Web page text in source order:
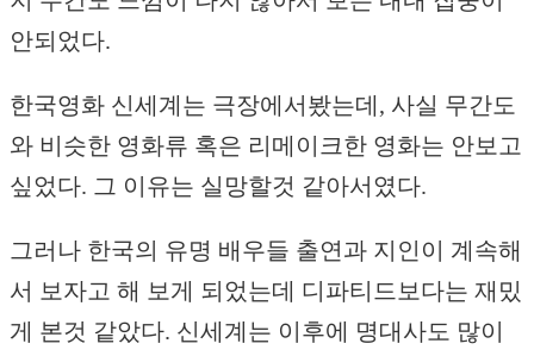
안되었다.
한국영화 신세계는 극장에서봤는데, 사실 무간도
와 비슷한 영화류 혹은 리메이크한 영화는 안보고
싶었다. 그 이유는 실망할것 같아서였다.
그러나 한국의 유명 배우들 출연과 지인이 계속해
서 보자고 해 보게 되었는데 디파티드보다는 재밌
게 본것 같았다. 신세계는 이후에 명대사도 많이